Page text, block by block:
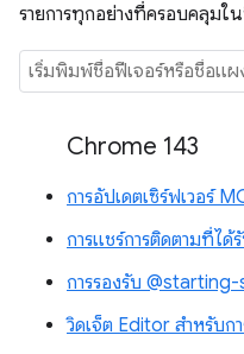
รายการทุกอย่างที่ครอบคลุมใ
Chrome 143
การอัปเดตเซิร์ฟเวอร์
การแชร์การติดตามที่ได้
การรองรับ
วิดเจ็ต Editor สำหรับก